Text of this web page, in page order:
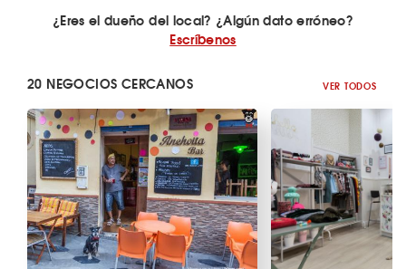
¿Eres el dueño del local? ¿Algún dato erróneo?
Escríbenos
20 NEGOCIOS CERCANOS VER TODOS